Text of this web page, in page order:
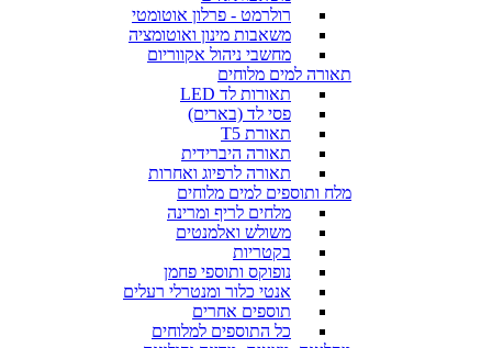
רולרמט - פרלון אוטומטי
משאבות מינון ואוטומציה
מחשבי ניהול אקווריום
תאורה למים מלוחים
תאורות לד LED
פסי לד (בארים)
תאורת T5
תאורה היברידית
תאורה לרפיוג ואחרות
מלח ותוספים למים מלוחים
מלחים לריף ומרינה
משולש ואלמנטים
בקטריות
נופוקס ותוספי פחמן
אנטי כלור ומנטרלי רעלים
תוספים אחרים
כל התוספים למלוחים